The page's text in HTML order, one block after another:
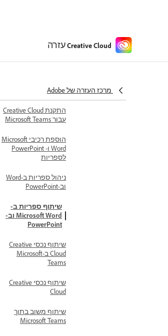
Creative Cloudעזרה
מרכז העזרה של AdobeCloud
התקנת Creative Cloud
עבור Microsoft Teams
הוספת רכיבי Microsoft
Word ו- PowerPoint
לספריות
ניהול ספריות ב-Word
וב-PowerPoint
שיתוף ספריות ב-
Microsoft Word וב-
PowerPoint
שיתוף נכסי Creative
Cloud ב-Microsoft
Teams
שיתוף נכסי Creative
Cloud
שיתוף משוב בתוך
Microsoft Teams